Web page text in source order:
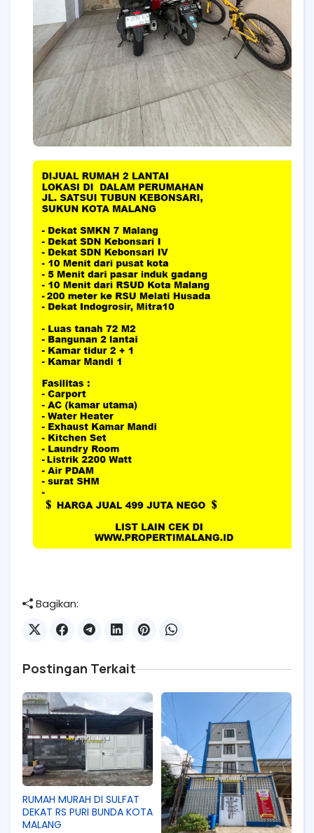
Bagikan:
Postingan Terkait
RUMAH MURAH DI SULFAT
DEKAT RS PURI BUNDA KOTA
MALANG